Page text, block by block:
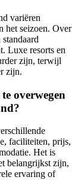
variëren
het seizoen. Over
Luxe resorts en
zijn, terwijl
zijn.
overwegen
faciliteiten, prijs,
Het is
belangrijkst zijn,
ervaring of